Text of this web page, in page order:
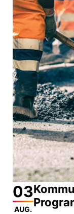
03
AUG.